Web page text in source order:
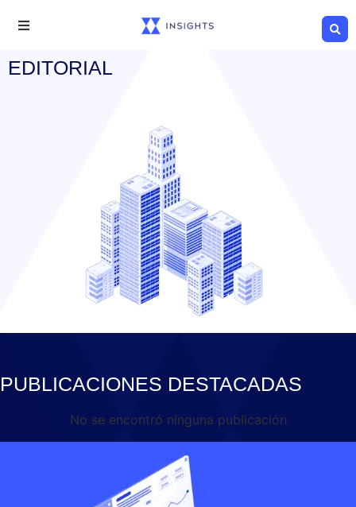
EDITORIAL
PUBLICACIONES DESTACADAS
No se encontró ninguna publicación